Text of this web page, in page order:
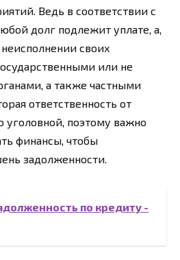
Ведь в соответствии с
долг подлежит уплате, а,
своих
или не
а также частными
ответственность от
уголовной, поэтому важно
финансы, чтобы
задолженности.
по кредиту -